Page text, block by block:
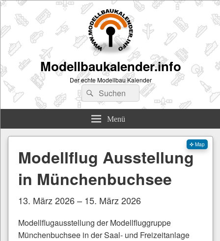
Modellbaukalender.info
Der echte Modellbau Kalender
Suchen
nach:
Suchen
Menü
✜ Map
Modellflug Ausstellung
in Münchenbuchsee
13. März 2026 – 15. März 2026
Modellflugausstellung der Modellfluggruppe
Münchenbuchsee in der Saal- und Freizeitanlage